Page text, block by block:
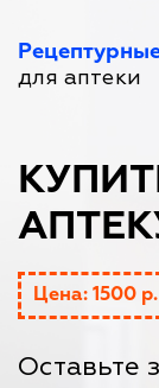
для аптеки
Цена: 1500 р.
Оставьте